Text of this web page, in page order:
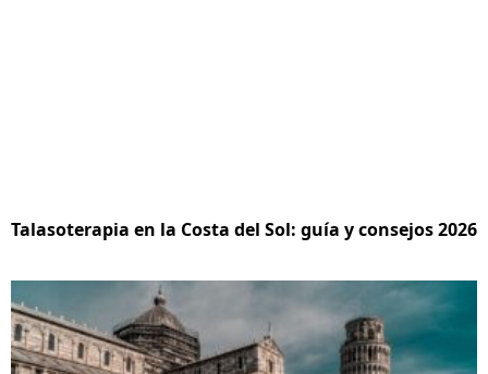
Talasoterapia en la Costa del Sol: guía y consejos 2026